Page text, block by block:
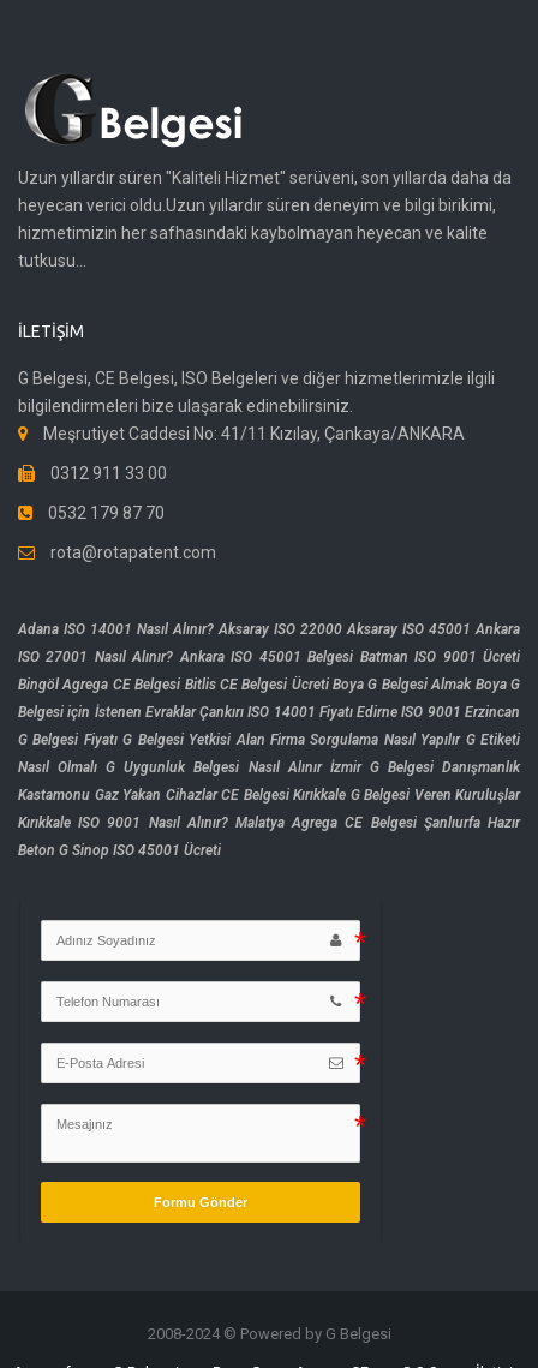
Uzun yıllardır süren "Kaliteli Hizmet" serüveni, son yıllarda daha da
heyecan verici oldu.Uzun yıllardır süren deneyim ve bilgi birikimi,
hizmetimizin her safhasındaki kaybolmayan heyecan ve kalite
tutkusu...
İLETIŞIM
G Belgesi, CE Belgesi, ISO Belgeleri ve diğer hizmetlerimizle ilgili
bilgilendirmeleri bize ulaşarak edinebilirsiniz.
Meşrutiyet Caddesi No: 41/11 Kızılay, Çankaya/ANKARA
0312 911 33 00
0532 179 87 70
rota@rotapatent.com
Adana ISO 14001 Nasıl Alınır? Aksaray ISO 22000 Aksaray ISO 45001 Ankara
ISO 27001 Nasıl Alınır? Ankara ISO 45001 Belgesi Batman ISO 9001 Ücreti
Bingöl Agrega CE Belgesi Bitlis CE Belgesi Ücreti Boya G Belgesi Almak Boya G
Belgesi için İstenen Evraklar Çankırı ISO 14001 Fiyatı Edirne ISO 9001 Erzincan
G Belgesi Fiyatı G Belgesi Yetkisi Alan Firma Sorgulama Nasıl Yapılır G Etiketi
Nasıl Olmalı G Uygunluk Belgesi Nasıl Alınır İzmir G Belgesi Danışmanlık
Kastamonu Gaz Yakan Cihazlar CE Belgesi Kırıkkale G Belgesi Veren Kuruluşlar
Kırıkkale ISO 9001 Nasıl Alınır? Malatya Agrega CE Belgesi Şanlıurfa Hazır
Beton G Sinop ISO 45001 Ücreti
Formu Gönder
2008-2024 © Powered by G Belgesi